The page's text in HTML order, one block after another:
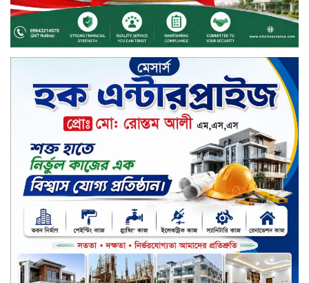
ডিজিটাল স্ক্রিন ছেড়ে ফসলের মাঠে
শিক্ষার্থীরা; টাঙ্গাইলের মহিষমারা কলেজে
খুন্তি-কোদালে তরুণদের নতুন বিপ্লব!
শান্তা পিনাকলে প্রিমিয়ার ব্যাংকের বোর্ড
সভা অনুষ্ঠিত
কাফরুলে মুক্তিযোদ্ধা কল্যাণ সমিতিতে
ইশতিয়াক আজিজ উলফাতের কোটি
টাকার দুর্নীতি, ফ্ল্যাট দখলের অপচেষ্টা ও
সন্ত্রাসী হামলা
ব্যাংকিং খাত স্থিতিশীল করতে ১৮ মাসের
পরিকল্পনা কেন্দ্রীয় ব্যাংকের